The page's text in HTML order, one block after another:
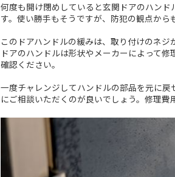
何度も開け閉めしていると玄関ドアのハン
す。使い勝手もそうですが、防犯の観点から
このドアハンドルの緩みは、取り付けのネ
ドアのハンドルは形状やメーカーによって
確認ください。
一度チャレンジしてハンドルの部品を元に
にご相談いただくのが良いでしょう。修理費